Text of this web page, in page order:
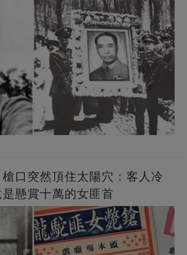
口突然頂住太陽穴：客人冷
懸賞十萬的女匪首